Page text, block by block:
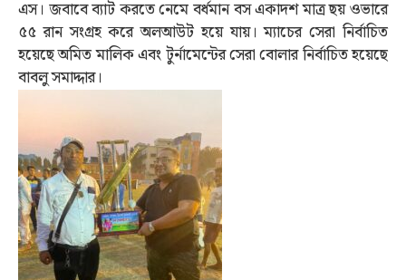
এস। জবাবে ব্যাট করতে নেমে বর্ধমান বস একাদশ মাত্র ছয় ওভারে
৫৫ রান সংগ্রহ করে অলআউট হয়ে যায়। ম্যাচের সেরা নির্বাচিত
হয়েছে অমিত মালিক এবং টুর্নামেন্টের সেরা বোলার নির্বাচিত হয়েছে
বাবলু সমাদ্দার।